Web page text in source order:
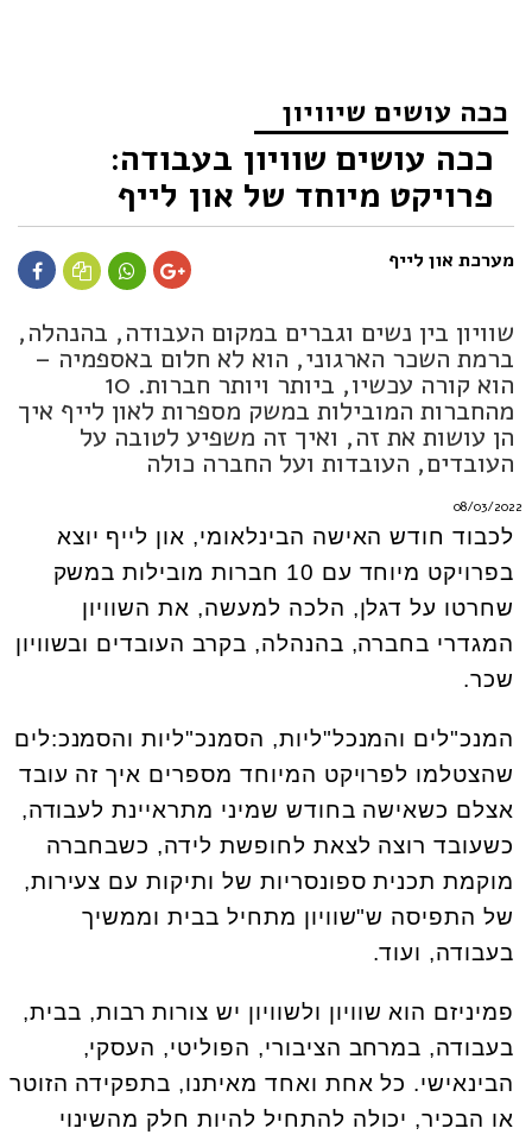
ככה עושים שיוויון
ככה עושים שוויון בעבודה:
פרויקט מיוחד של און לייף
מערכת און לייף
שוויון בין נשים וגברים במקום העבודה, בהנהלה,
ברמת השכר הארגוני, הוא לא חלום באספמיה –
הוא קורה עכשיו, ביותר ויותר חברות. 10
מהחברות המובילות במשק מספרות לאון לייף איך
הן עושות את זה, ואיך זה משפיע לטובה על
העובדים, העובדות ועל החברה כולה
08/03/2022
לכבוד חודש האישה הבינלאומי, און לייף יוצא
בפרויקט מיוחד עם 10 חברות מובילות במשק
שחרטו על דגלן, הלכה למעשה, את השוויון
המגדרי בחברה, בהנהלה, בקרב העובדים ובשוויון
שכר.
המנכ"לים והמנכל"ליות, הסמנכ"ליות והסמנכ:לים
שהצטלמו לפרויקט המיוחד מספרים איך זה עובד
אצלם כשאישה בחודש שמיני מתראיינת לעבודה,
כשעובד רוצה לצאת לחופשת לידה, כשבחברה
מוקמת תכנית ספונסריות של ותיקות עם צעירות,
של התפיסה ש"שוויון מתחיל בבית וממשיך
בעבודה, ועוד.
פמיניזם הוא שוויון ולשוויון יש צורות רבות, בבית,
בעבודה, במרחב הציבורי, הפוליטי, העסקי,
הבינאישי. כל אחת ואחד מאיתנו, בתפקידה הזוטר
או הבכיר, יכולה להתחיל להיות חלק מהשינוי